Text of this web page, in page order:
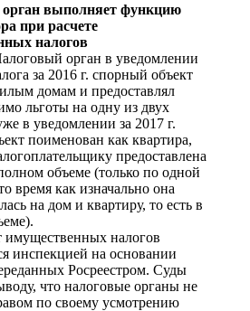
выполняет функцию
при расчете
налогов
орган в уведомлении
за 2016 г. спорный объект
домам и предоставлял
льготы на одну из двух
в уведомлении за 2017 г.
поименован как квартира,
предоставлена
объеме (только по одной
время как изначально она
на дом и квартиру, то есть в
имущественных налогов
инспекцией на основании
Росреестром. Суды
что налоговые органы не
по своему усмотрению